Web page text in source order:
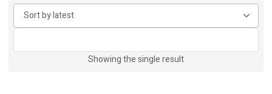
Showing the single result